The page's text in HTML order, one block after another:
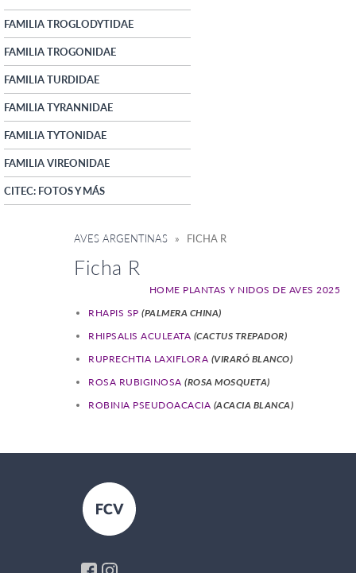
FAMILIA TROGLODYTIDAE
FAMILIA TROGONIDAE
FAMILIA TURDIDAE
FAMILIA TYRANNIDAE
FAMILIA TYTONIDAE
FAMILIA VIREONIDAE
CITEC: FOTOS Y MÁS
AVES ARGENTINAS » FICHA R
Ficha R
HOME PLANTAS Y NIDOS DE AVES 2025
RHAPIS SP (PALMERA CHINA)
RHIPSALIS ACULEATA (CACTUS TREPADOR)
RUPRECHTIA LAXIFLORA (VIRARÓ BLANCO)
ROSA RUBIGINOSA (ROSA MOSQUETA)
ROBINIA PSEUDOACACIA (ACACIA BLANCA)